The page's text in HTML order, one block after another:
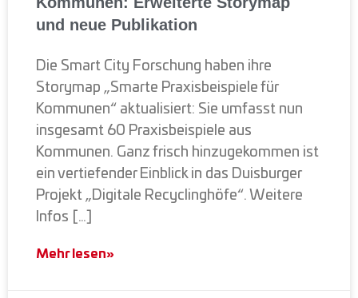
und neue Publikation
Die Smart City Forschung haben ihre
Storymap „Smarte Praxisbeispiele für
Kommunen“ aktualisiert: Sie umfasst nun
insgesamt 60 Praxisbeispiele aus
Kommunen. Ganz frisch hinzugekommen ist
ein vertiefender Einblick in das Duisburger
Projekt „Digitale Recyclinghöfe“. Weitere
Infos […]
Mehr lesen»